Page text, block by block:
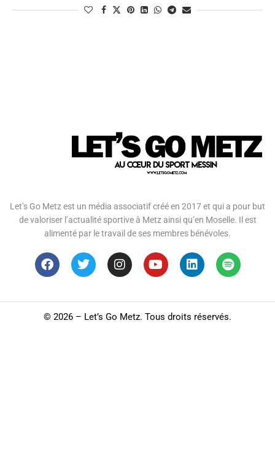
Let’s Go Metz est un média associatif créé en 2017 et qui a pour but
de valoriser l’actualité sportive à Metz ainsi qu’en Moselle. Il est
alimenté par le travail de ses membres bénévoles.
© 2026 – Let’s Go Metz. Tous droits réservés.